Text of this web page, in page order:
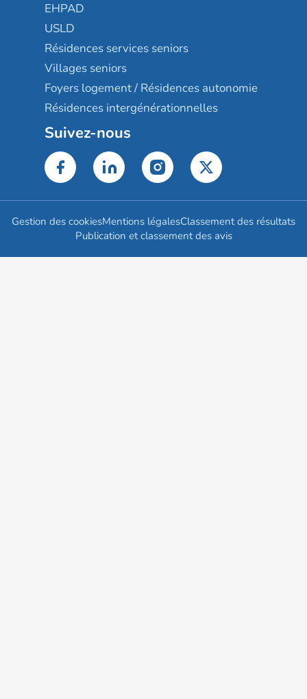
EHPAD
USLD
Résidences services seniors
Villages seniors
Foyers logement / Résidences autonomie
Résidences intergénérationnelles
Suivez-nous
Gestion des cookiesMentions légalesClassement des résultats
Publication et classement des avis